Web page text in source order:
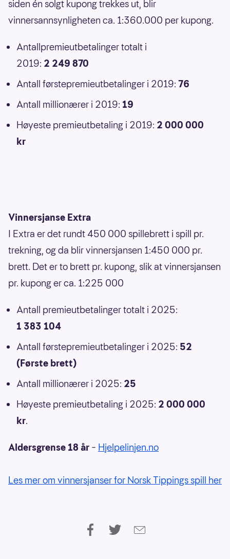
siden én solgt kupong trekkes ut, blir
vinnersannsynligheten ca. 1:360.000 per kupong.
Antallpremieutbetalinger totalt i
2019: 2 249 870
Antall førstepremieutbetalinger i 2019: 76
Antall millionærer i 2019: 19
Høyeste premieutbetaling i 2019: 2 000 000
kr
Vinnersjanse Extra
I Extra er det rundt 450 000 spillebrett i spill pr.
trekning, og da blir vinnersjansen 1:450 000 pr.
brett. Det er to brett pr. kupong, slik at vinnersjansen
pr. kupong er ca. 1:225 000
Antall premieutbetalinger totalt i 2025:
1 383 104
Antall førstepremieutbetalinger i 2025: 52
(Første brett)
Antall millionærer i 2025: 25
Høyeste premieutbetaling i 2025: 2 000 000
kr.
Aldersgrense 18 år – Hjelpelinjen.no
Les mer om vinnersjanser for Norsk Tippings spill her